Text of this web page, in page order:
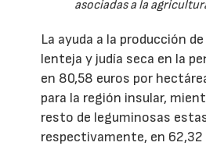
asociadas a la
La ayuda a la producción
lenteja y judía seca en la
en 80,58 euros por
para la región insular,
resto de leguminosas
respectivamente, en